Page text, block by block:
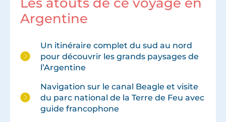
Argentine
Un itinéraire complet du sud au nord
pour découvrir les grands paysages de
l’Argentine
Navigation sur le canal Beagle et visite
du parc national de la Terre de Feu avec
guide francophone